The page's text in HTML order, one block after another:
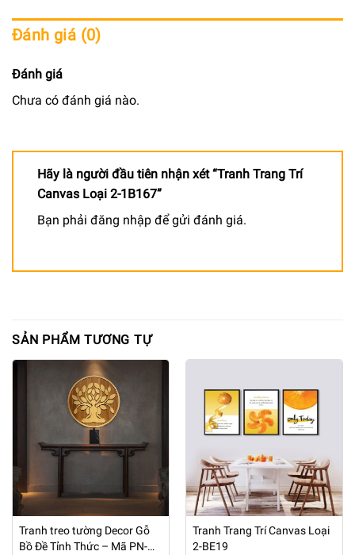
Đánh giá (0)
Đánh giá
Chưa có đánh giá nào.
Hãy là người đầu tiên nhận xét “Tranh Trang Trí
Canvas Loại 2-1B167”
Bạn phải đăng nhập để gửi đánh giá.
SẢN PHẨM TƯƠNG TỰ
Tranh treo tường Decor Gỗ
Bồ Đề Tỉnh Thức – Mã PN-
Tranh Trang Trí Canvas Loại
2-BE19